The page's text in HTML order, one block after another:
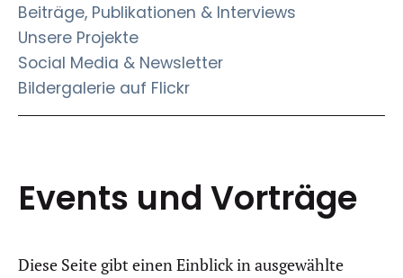
Beiträge, Publikationen & Interviews
Unsere Projekte
Social Media & Newsletter
Bildergalerie auf Flickr
Events und Vorträge
Diese Seite gibt einen Einblick in ausgewählte